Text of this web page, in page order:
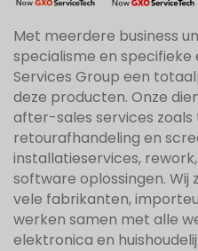
Met meerdere business
specialisme en specifieke
Services Group een
deze producten. Onze
after-sales services
retourafhandeling en
installatieservices,
software oplossingen. Wij
vele fabrikanten,
werken samen met alle
elektronica en